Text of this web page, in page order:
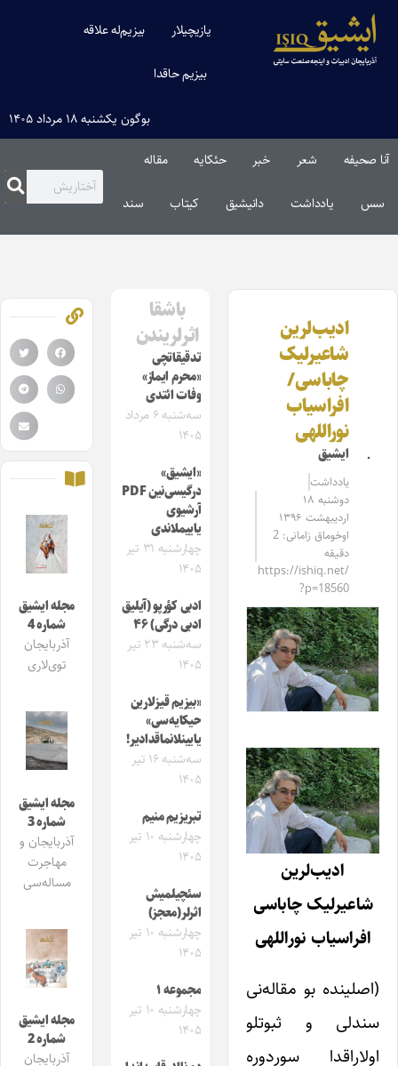
یازیچیلار بیزیم‌له علاقه
بیزیم حاقدا
بوگون یکشنبه ۱۸ مرداد ۱۴۰۵
آنا صحیفه شعر خبر حئکایه مقاله‌
سس یادداشت دانیشیق کیتاب سند
ادیب‌لرین
شاعیرلیک
چاباسی/
افراسیاب
نوراللهی
ایشیق
یادداشت
دوشنبه ۱۸
اردیبهشت ۱۳۹۶
اوخوماق زامانی: 2
دقیقه
https://ishiq.net/
?p=18560
ادیبلرین
شاعیرلیک چاباسی
افراسیاب نوراللهی
(اصلینده بو مقاله‌نی
سندلی و ثبوتلو
اولاراقدا سوردوره
باشقا
اثرلریندن
تدقیقاتچی
«محرم ایماز»
وفات ائتدی
سه‌شنبه ۶ مرداد
۱۴۰۵
«ایشیق»
درگیسی‌نین PDF
آرشیوی
یاییملاندی
چهارشنبه ۳۱ تیر
۱۴۰۵
ادبی کؤرپو (آیلیق
ادبی درگی) ۴۶
سه‌شنبه ۲۳ تیر
۱۴۰۵
«بیزیم قیزلارین
حیکایه‌سی»
یایینلانماقدادیر!
سه‌شنبه ۱۶ تیر
۱۴۰۵
تبریزیم منیم
چهارشنبه ۱۰ تیر
۱۴۰۵
سئچیلمیش
اثرلر(معجز)
چهارشنبه ۱۰ تیر
۱۴۰۵
مجموعه ۱
چهارشنبه ۱۰ تیر
۱۴۰۵
مجله ایشیق
شماره 4
آذربایجان
توی‌لاری
مجله ایشیق
شماره 3
آذربایجان و
مهاجرت
مساله‌سی
مجله ایشیق
شماره 2
آذربایجان